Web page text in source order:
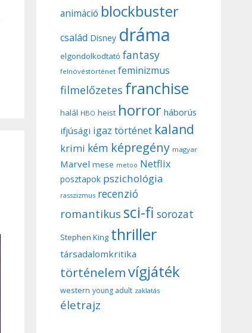
animáció blockbuster
család Disney dráma
elgondolkodtató fantasy
felnövéstörténet feminizmus
filmelőzetes franchise
halál HBO heist horror háborús
ifjúsági igaz történet kaland
krimi kém képregény magyar
Marvel mese metoo Netflix
posztapok pszichológia
rasszizmus recenzió
romantikus sci-fi sorozat
Stephen King thriller
társadalomkritika
történelemvígjáték
western young adult zaklatás
életrajz